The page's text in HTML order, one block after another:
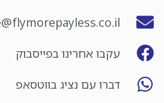
עקבו אחרינו בפייסבוק
דברו עם נציג בווטסאפ